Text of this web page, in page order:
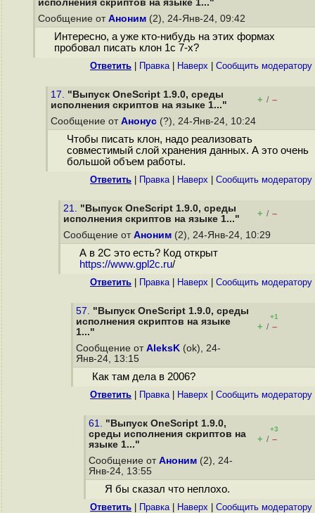
исполнения скриптов на языке 1..."
Сообщение от Аноним (2), 24-Янв-24, 09:42
Интересно, а уже кто-нибудь на этих формах
пробовал писать клон 1с 7-х?
Ответить Правка| Наверх Cообщить модератору
17. "Выпуск OneScript 1.9.0, среды
исполнения скриптов на языке 1..."
+ / –
Сообщение от Анонус (?), 24-Янв-24, 10:24
Чтобы писать клон, надо реализовать
совместимый слой хранения данных. А это очень
большой объем работы.
Ответить Правка| Наверх Cообщить модератору
21. "Выпуск OneScript 1.9.0, среды
исполнения скриптов на языке 1..."
+ / –
Сообщение от Аноним (2), 24-Янв-24, 10:29
А в 2С это есть? Код открыт
https://www.gpl2c.ru/
Ответить Правка| Наверх Cообщить модератору
57. "Выпуск OneScript 1.9.0, среды
исполнения скриптов на языке
1..."
+1
+ / –
Сообщение от AleksK (ok), 24-
Янв-24, 13:15
Как там дела в 2006?
Ответить Правка| Наверх Cообщить модератору
61. "Выпуск OneScript 1.9.0,
среды исполнения скриптов на
языке 1..."
+3
+ / –
Сообщение от Аноним (2), 24-
Янв-24, 13:55
Я бы сказал что неплохо.
Ответить Правка| Наверх Cообщить модератору